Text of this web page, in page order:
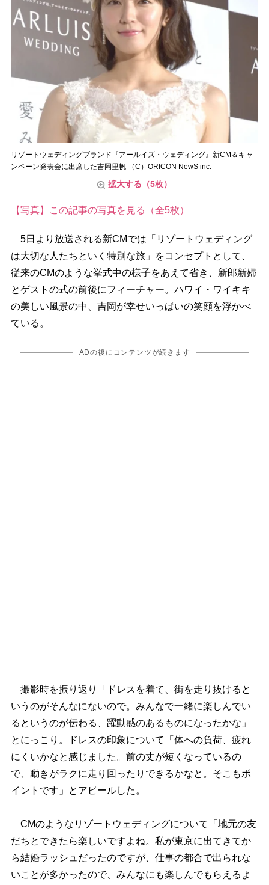
リゾートウェディングブランド『アールイズ・ウェディング』新CM＆キャ
ンペーン発表会に出席した吉岡里帆 （C）ORICON NewS inc.
拡大する（5枚）
【写真】この記事の写真を見る（全5枚）
5日より放送される新CMでは「リゾートウェディング
は大切な人たちといく特別な旅」をコンセプトとして、
従来のCMのような挙式中の様子をあえて省き、新郎新婦
とゲストの式の前後にフィーチャー。ハワイ・ワイキキ
の美しい風景の中、吉岡が幸せいっぱいの笑顔を浮かべ
ている。
ADの後にコンテンツが続きます
撮影時を振り返り「ドレスを着て、街を走り抜けると
いうのがそんなにないので。みんなで一緒に楽しんでい
るというのが伝わる、躍動感のあるものになったかな」
とにっこり。ドレスの印象について「体への負荷、疲れ
にくいかなと感じました。前の丈が短くなっているの
で、動きがラクに走り回ったりできるかなと。そこもポ
イントです」とアピールした。
CMのようなリゾートウェディングについて「地元の友
だちとできたら楽しいですよね。私が東京に出てきてか
ら結婚ラッシュだったのですが、仕事の都合で出られな
いことが多かったので、みんなにも楽しんでもらえるよ